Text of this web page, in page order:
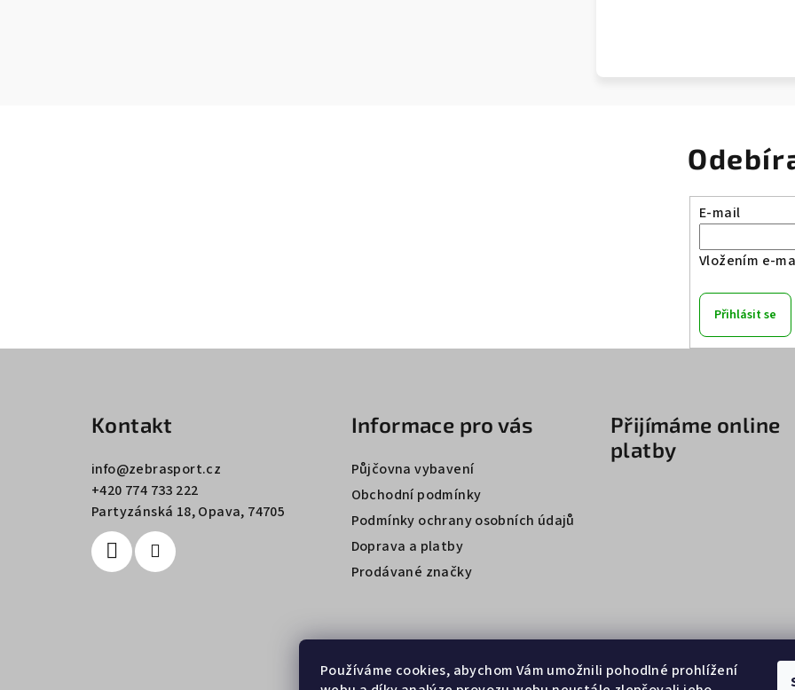
Používáme cookies, abychom Vám umožnili pohodlné prohlížení
E-mail
Vložením e-
Přihlásit se
Kontakt
info@zebrasport.cz
+420 774 733 222
Partyzánská 18, Opava, 74705
Informace pro vás
Půjčovna vybavení
Obchodní podmínky
Podmínky ochrany osobních údajů
Doprava a platby
Prodávané značky
Přijímáme online
platby